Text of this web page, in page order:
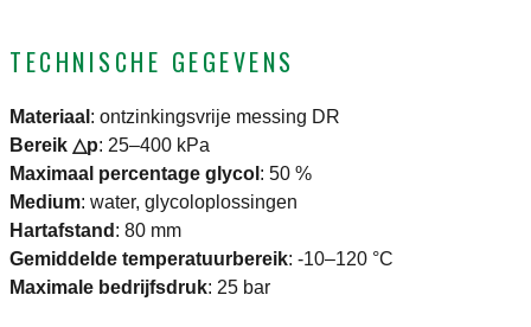
TECHNISCHE GEGEVENS
Materiaal : ontzinkingsvrije messing DR
Bereik △p: 25–400 kPa
Maximaal percentage glycol : 50 %
Medium: water, glycoloplossingen
Hartafstand : 80 mm
Gemiddelde temperatuurbereik: -10–120 °C
Maximale bedrijfsdruk: 25 bar